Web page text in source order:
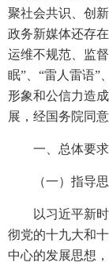
聚社会共识、创
政务新媒体还存
运维不规范、监
眠”、“雷人雷语”
形象和公信力造
展，经国务院同
一、总体要求
（一）指导思
以习近平新
彻党的十九大和
中心的发展思想